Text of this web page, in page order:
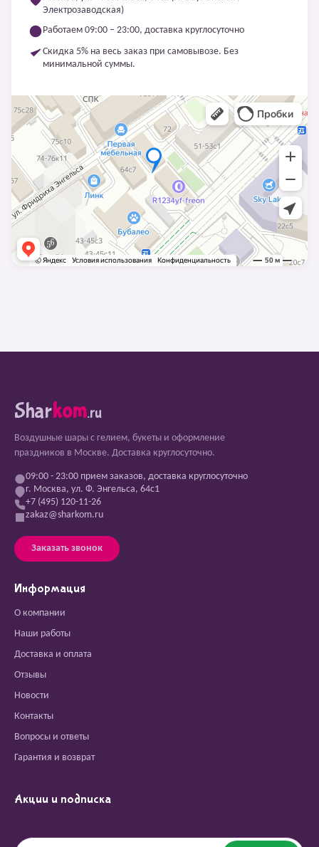
Электрозаводская)
Работаем 09:00 – 23:00, доставка круглосуточно
Скидка 5% на весь заказ при самовывозе. Без
минимальной суммы.
Sharkom.ru
Воздушные шары с гелием, букеты и оформление
праздников в Москве. Доставка круглосуточно.
09:00 - 23:00 прием заказов, доставка круглосуточно
г. Москва, ул. Ф. Энгельса, 64с1
+7 (495) 120-11-26
zakaz@sharkom.ru
Заказать звонок
Информация
О компании
Наши работы
Доставка и оплата
Отзывы
Новости
Контакты
Вопросы и ответы
Гарантия и возврат
Акции и подписка